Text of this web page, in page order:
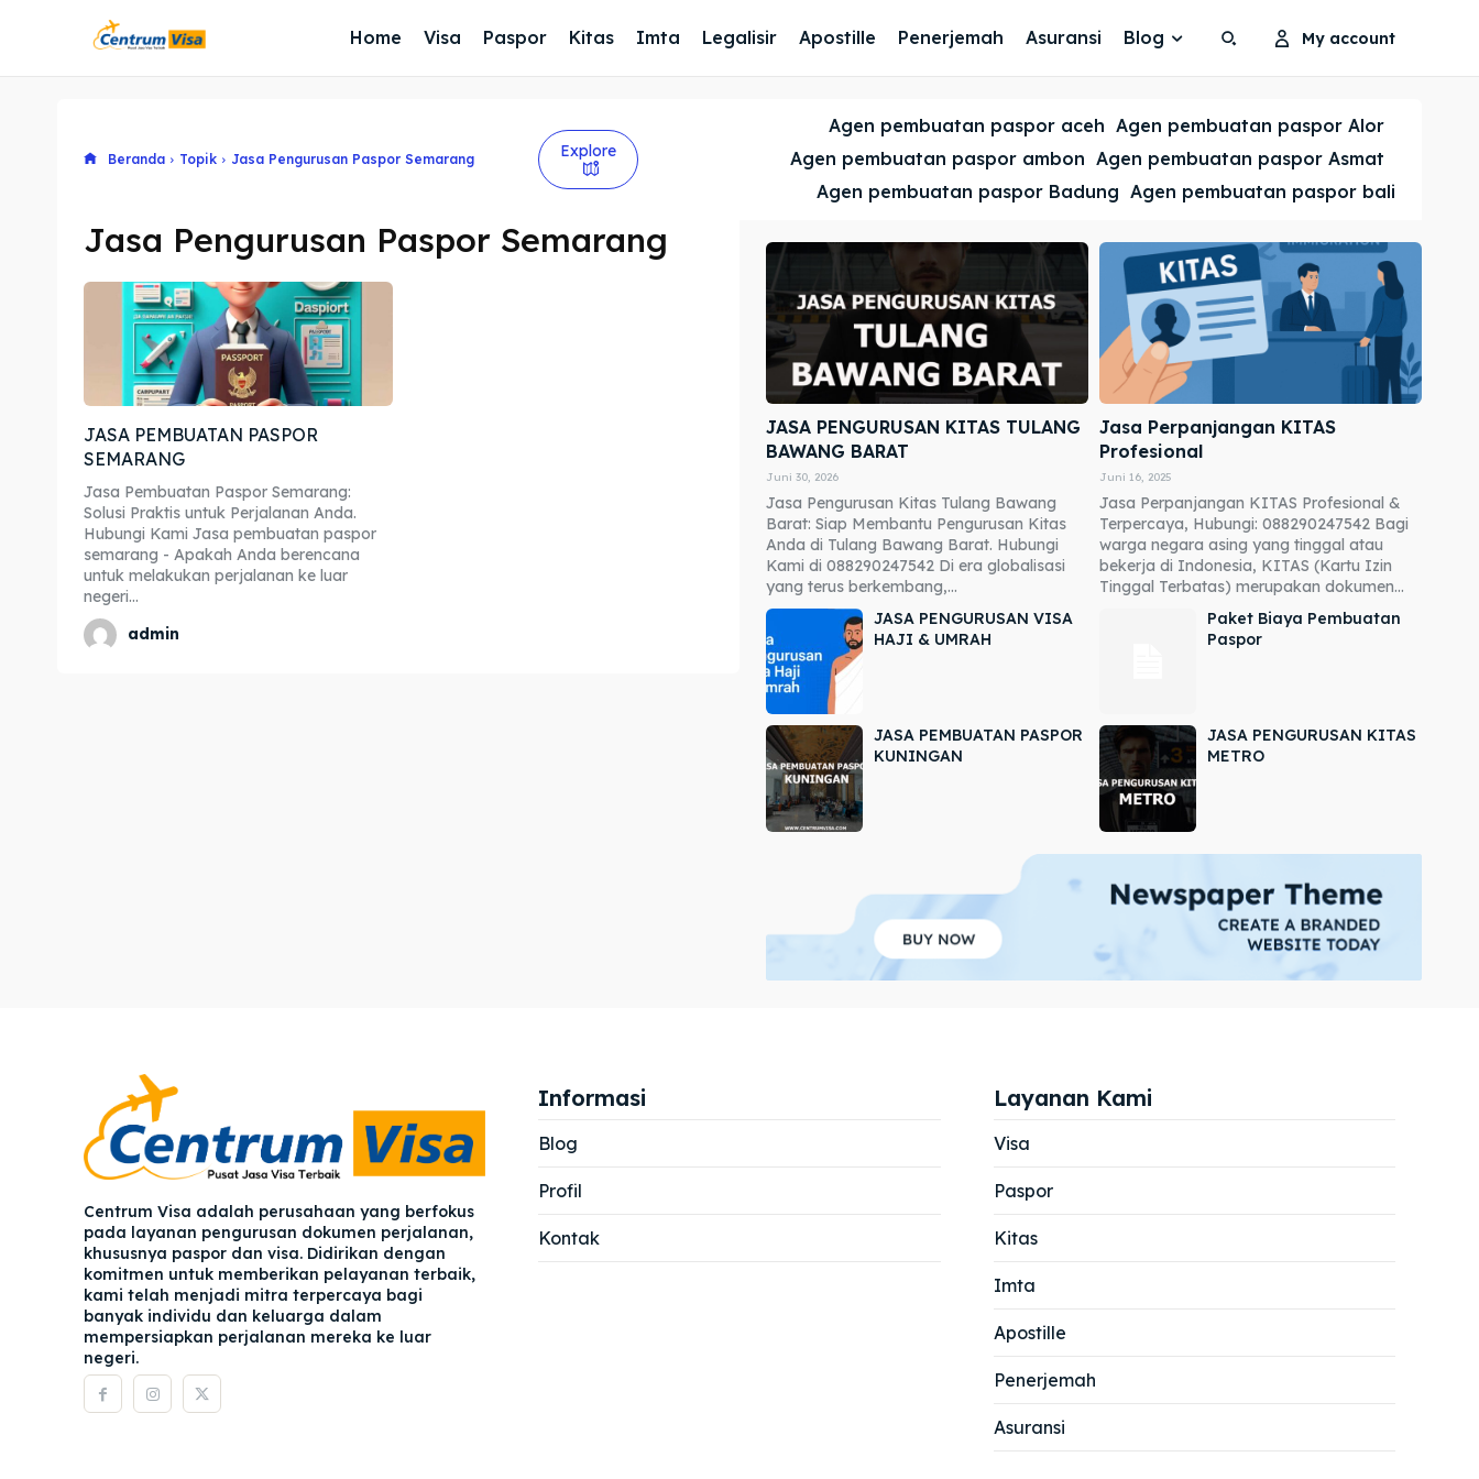
Explore our destinations
Blog
Cari
Explore our destinations
Blog
Cari
Home Visa Paspor Kitas Imta Legalisir Apostille Penerjemah Asuransi Blog My account
Beranda Topik Jasa Pengurusan Paspor Semarang Explore
Agen pembuatan paspor aceh Agen pembuatan paspor Alor
Agen pembuatan paspor ambon Agen pembuatan paspor Asmat
Agen pembuatan paspor Badung Agen pembuatan paspor bali
Jasa Pengurusan Paspor Semarang
JASA PEMBUATAN PASPOR
SEMARANG
Jasa Pembuatan Paspor Semarang:
Solusi Praktis untuk Perjalanan Anda.
Hubungi Kami Jasa pembuatan paspor
semarang - Apakah Anda berencana
untuk melakukan perjalanan ke luar
negeri...
admin
JASA PENGURUSAN KITAS TULANG
BAWANG BARAT
Juni 30, 2026
Jasa Pengurusan Kitas Tulang Bawang
Barat: Siap Membantu Pengurusan Kitas
Anda di Tulang Bawang Barat. Hubungi
Kami di 088290247542 Di era globalisasi
yang terus berkembang,...
Jasa Perpanjangan KITAS
Profesional
Juni 16, 2025
Jasa Perpanjangan KITAS Profesional &
Terpercaya, Hubungi: 088290247542 Bagi
warga negara asing yang tinggal atau
bekerja di Indonesia, KITAS (Kartu Izin
Tinggal Terbatas) merupakan dokumen...
JASA PENGURUSAN VISA
HAJI & UMRAH
Paket Biaya Pembuatan
Paspor
JASA PEMBUATAN PASPOR
KUNINGAN
JASA PENGURUSAN KITAS
METRO
Centrum Visa adalah perusahaan yang berfokus
pada layanan pengurusan dokumen perjalanan,
khususnya paspor dan visa. Didirikan dengan
komitmen untuk memberikan pelayanan terbaik,
kami telah menjadi mitra terpercaya bagi
banyak individu dan keluarga dalam
mempersiapkan perjalanan mereka ke luar
negeri.
Informasi
Blog
Profil
Kontak
Layanan Kami
Visa
Paspor
Kitas
Imta
Apostille
Penerjemah
Asuransi